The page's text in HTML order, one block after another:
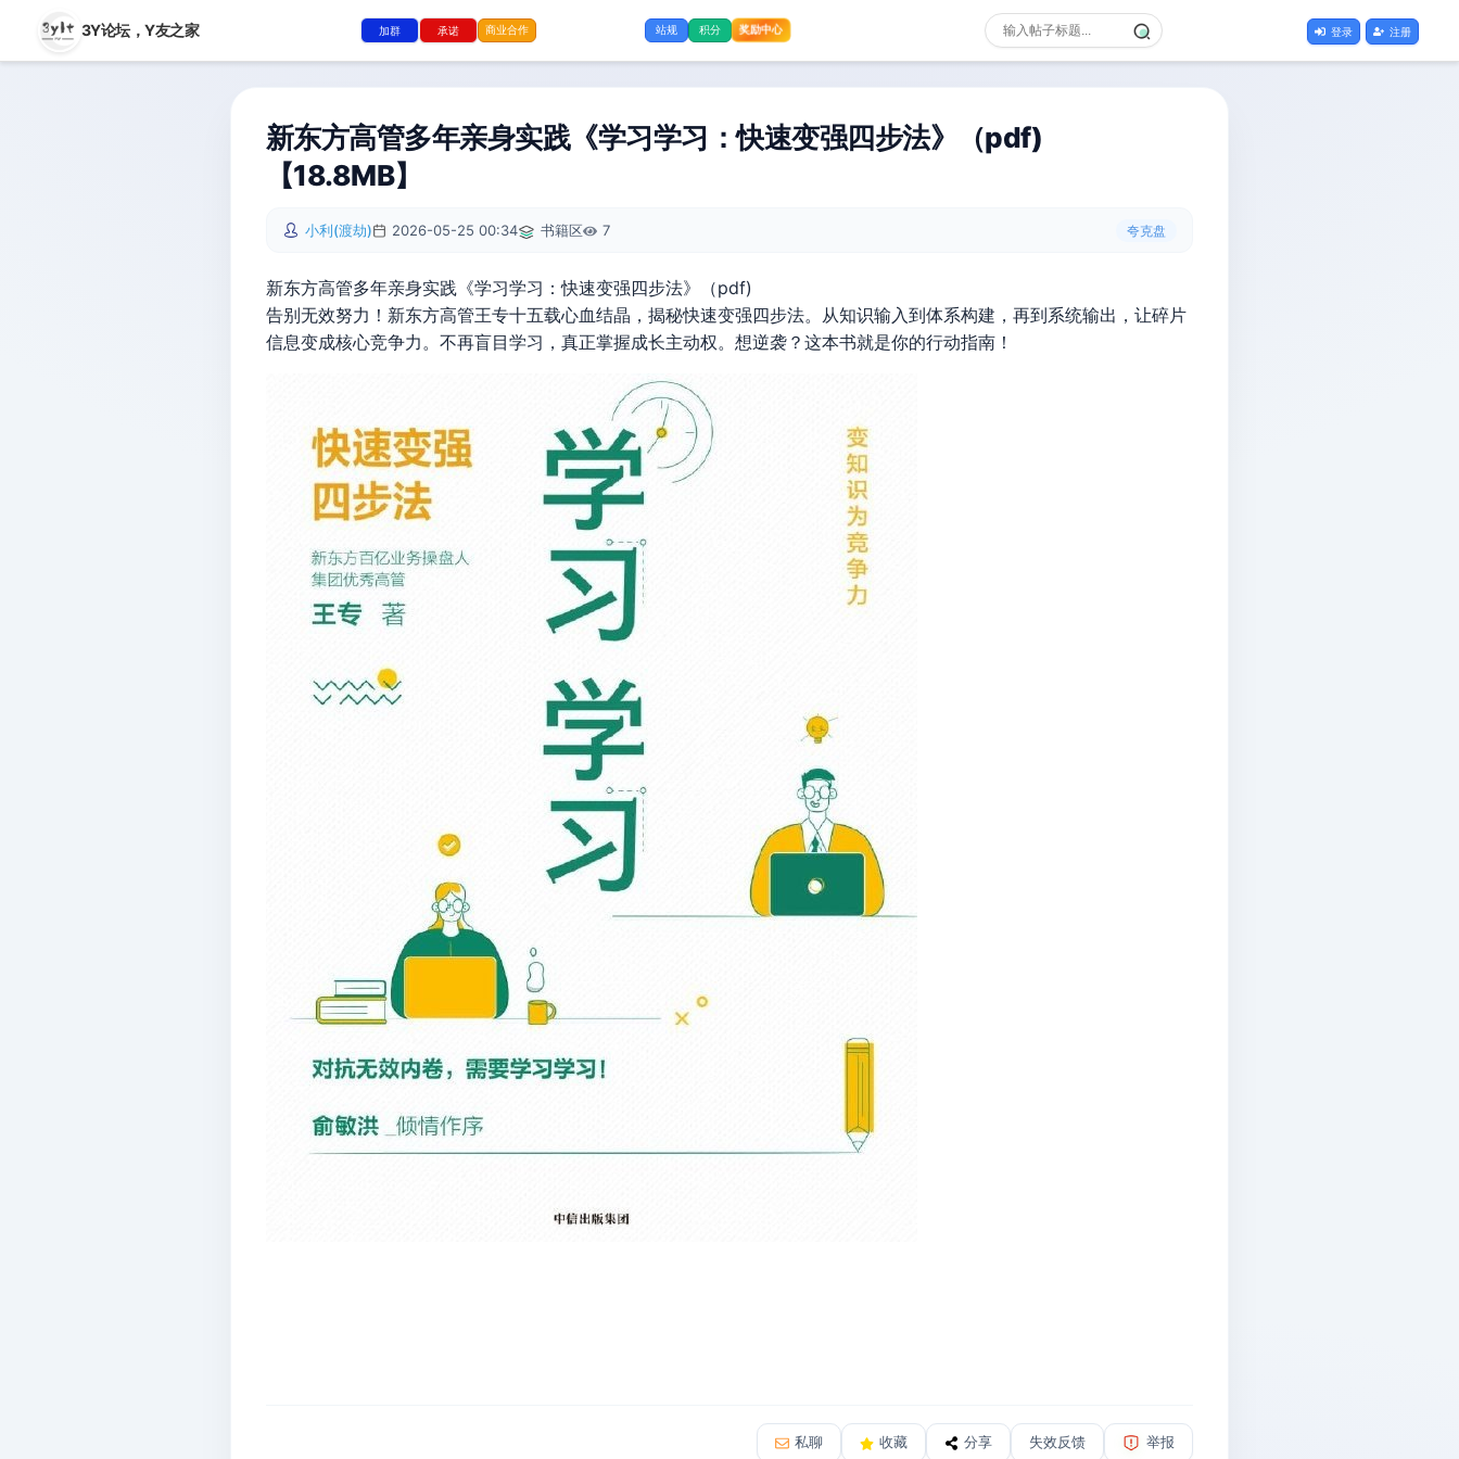
3Y论坛，Y友之家 加群 承诺 商业合作 站规 积分 奖励中心 登录 注册
新东方高管多年亲身实践《学习学习：快速变强四步法》（pdf)
【18.8MB】
小利(渡劫) 2026-05-25 00:34 书籍区 7 夸克盘
新东方高管多年亲身实践《学习学习：快速变强四步法》（pdf)
告别无效努力！新东方高管王专十五载心血结晶，揭秘快速变强四步法。从知识输入到体系构建，再到系统输出，让碎片
信息变成核心竞争力。不再盲目学习，真正掌握成长主动权。想逆袭？这本书就是你的行动指南！
私聊 收藏 分享 失效反馈 举报